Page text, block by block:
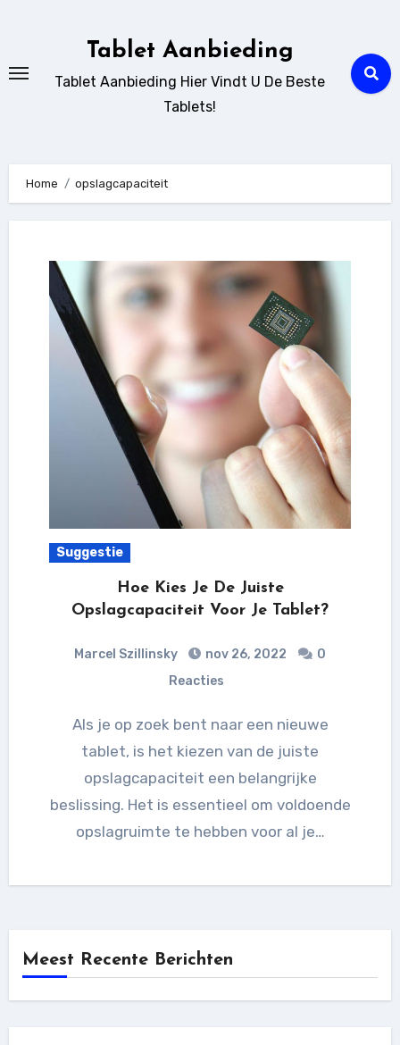
Tablet Aanbieding
Tablet Aanbieding Hier Vindt U De Beste
Tablets!
Home opslagcapaciteit
Suggestie
Hoe Kies Je De Juiste
Opslagcapaciteit Voor Je Tablet?
Marcel Szillinsky nov 26, 2022
0
Reacties
Als je op zoek bent naar een nieuwe
tablet, is het kiezen van de juiste
opslagcapaciteit een belangrijke
beslissing. Het is essentieel om voldoende
opslagruimte te hebben voor al je…
Meest Recente Berichten